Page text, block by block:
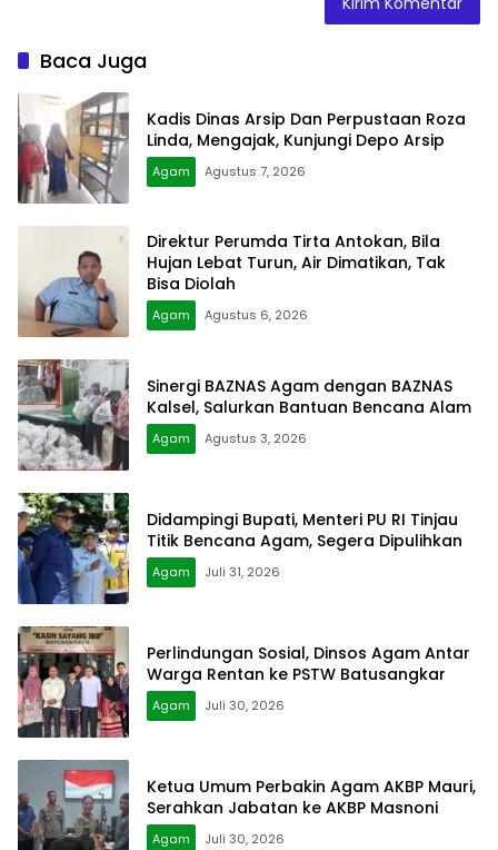
Baca Juga
Kadis Dinas Arsip Dan Perpustaan Roza
Linda, Mengajak, Kunjungi Depo Arsip
Agam Agustus 7, 2026
Direktur Perumda Tirta Antokan, Bila
Hujan Lebat Turun, Air Dimatikan, Tak
Bisa Diolah
Agam Agustus 6, 2026
Sinergi BAZNAS Agam dengan BAZNAS
Kalsel, Salurkan Bantuan Bencana Alam
Agam Agustus 3, 2026
Didampingi Bupati, Menteri PU RI Tinjau
Titik Bencana Agam, Segera Dipulihkan
Agam Juli 31, 2026
Perlindungan Sosial, Dinsos Agam Antar
Warga Rentan ke PSTW Batusangkar
Agam Juli 30, 2026
Ketua Umum Perbakin Agam AKBP Mauri,
Serahkan Jabatan ke AKBP Masnoni
Agam Juli 30, 2026